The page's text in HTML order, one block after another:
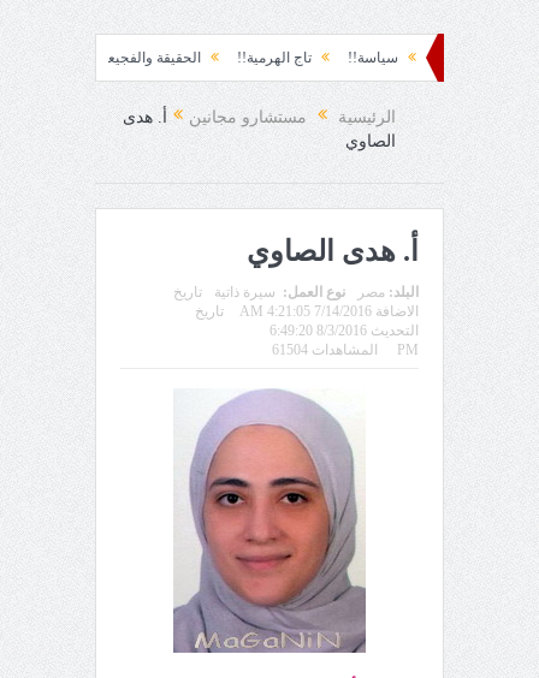
نشوة!! سياسة!! تاج الهرمية!! الحقيقة والفجيعة!! لِقاءُ في
المفاجئ!
الرئيسية مستشارو مجانين
أ. هدى
الصاوي
أ. هدى الصاوي
البلد: مصر نوع العمل: سيرة ذاتية
تاريخ
الاضافة 7/14/2016 4:21:05 AM
تاريخ
التحديث 8/3/2016 6:49:20
PM
المشاهدات 61504